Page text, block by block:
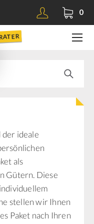
0
ideale
als
Gütern. Diese
stellen wir Ihnen
Paket nach Ihren